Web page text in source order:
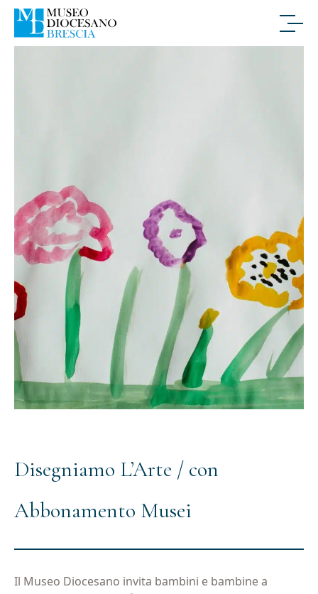
Disegniamo L’Arte / con
Abbonamento Musei
Il Museo Diocesano invita bambini e bambine a